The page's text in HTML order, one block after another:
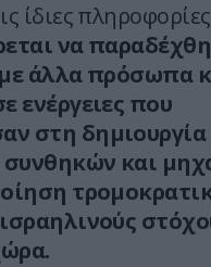
ίδιες
να
άλλα πρόσωπα
ενέργειες που
στη
και